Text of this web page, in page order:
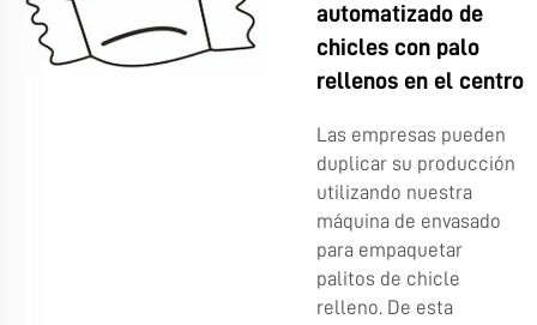
automatizado de
chicles con palo
rellenos en el centro
Las empresas pueden
duplicar su producción
utilizando nuestra
máquina de envasado
para empaquetar
palitos de chicle
relleno. De esta